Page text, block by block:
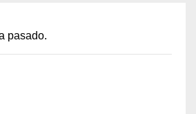
pasado.